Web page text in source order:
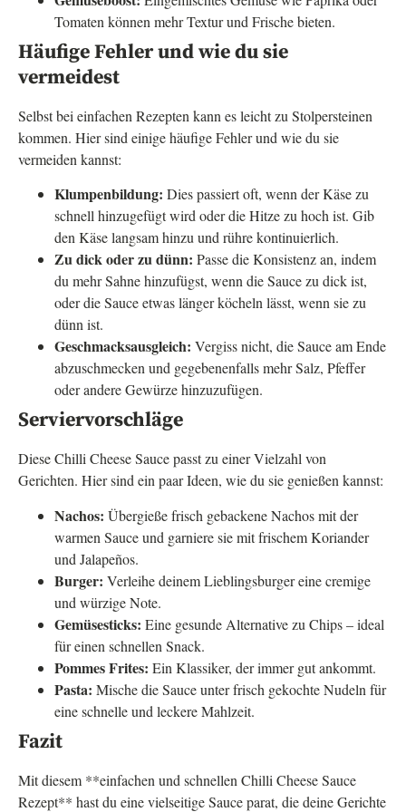
Tomaten können mehr Textur und Frische bieten.
Häufige Fehler und wie du sie
vermeidest
Selbst bei einfachen Rezepten kann es leicht zu Stolpersteinen
kommen. Hier sind einige häufige Fehler und wie du sie
vermeiden kannst:
Klumpenbildung: Dies passiert oft, wenn der Käse zu
schnell hinzugefügt wird oder die Hitze zu hoch ist. Gib
den Käse langsam hinzu und rühre kontinuierlich.
Zu dick oder zu dünn: Passe die Konsistenz an, indem
du mehr Sahne hinzufügst, wenn die Sauce zu dick ist,
oder die Sauce etwas länger köcheln lässt, wenn sie zu
dünn ist.
Geschmacksausgleich: Vergiss nicht, die Sauce am Ende
abzuschmecken und gegebenenfalls mehr Salz, Pfeffer
oder andere Gewürze hinzuzufügen.
Serviervorschläge
Diese Chilli Cheese Sauce passt zu einer Vielzahl von
Gerichten. Hier sind ein paar Ideen, wie du sie genießen kannst:
Nachos: Übergieße frisch gebackene Nachos mit der
warmen Sauce und garniere sie mit frischem Koriander
und Jalapeños.
Burger: Verleihe deinem Lieblingsburger eine cremige
und würzige Note.
Gemüsesticks: Eine gesunde Alternative zu Chips – ideal
für einen schnellen Snack.
Pommes Frites: Ein Klassiker, der immer gut ankommt.
Pasta: Mische die Sauce unter frisch gekochte Nudeln für
eine schnelle und leckere Mahlzeit.
Fazit
Mit diesem **einfachen und schnellen Chilli Cheese Sauce
Rezept** hast du eine vielseitige Sauce parat, die deine Gerichte